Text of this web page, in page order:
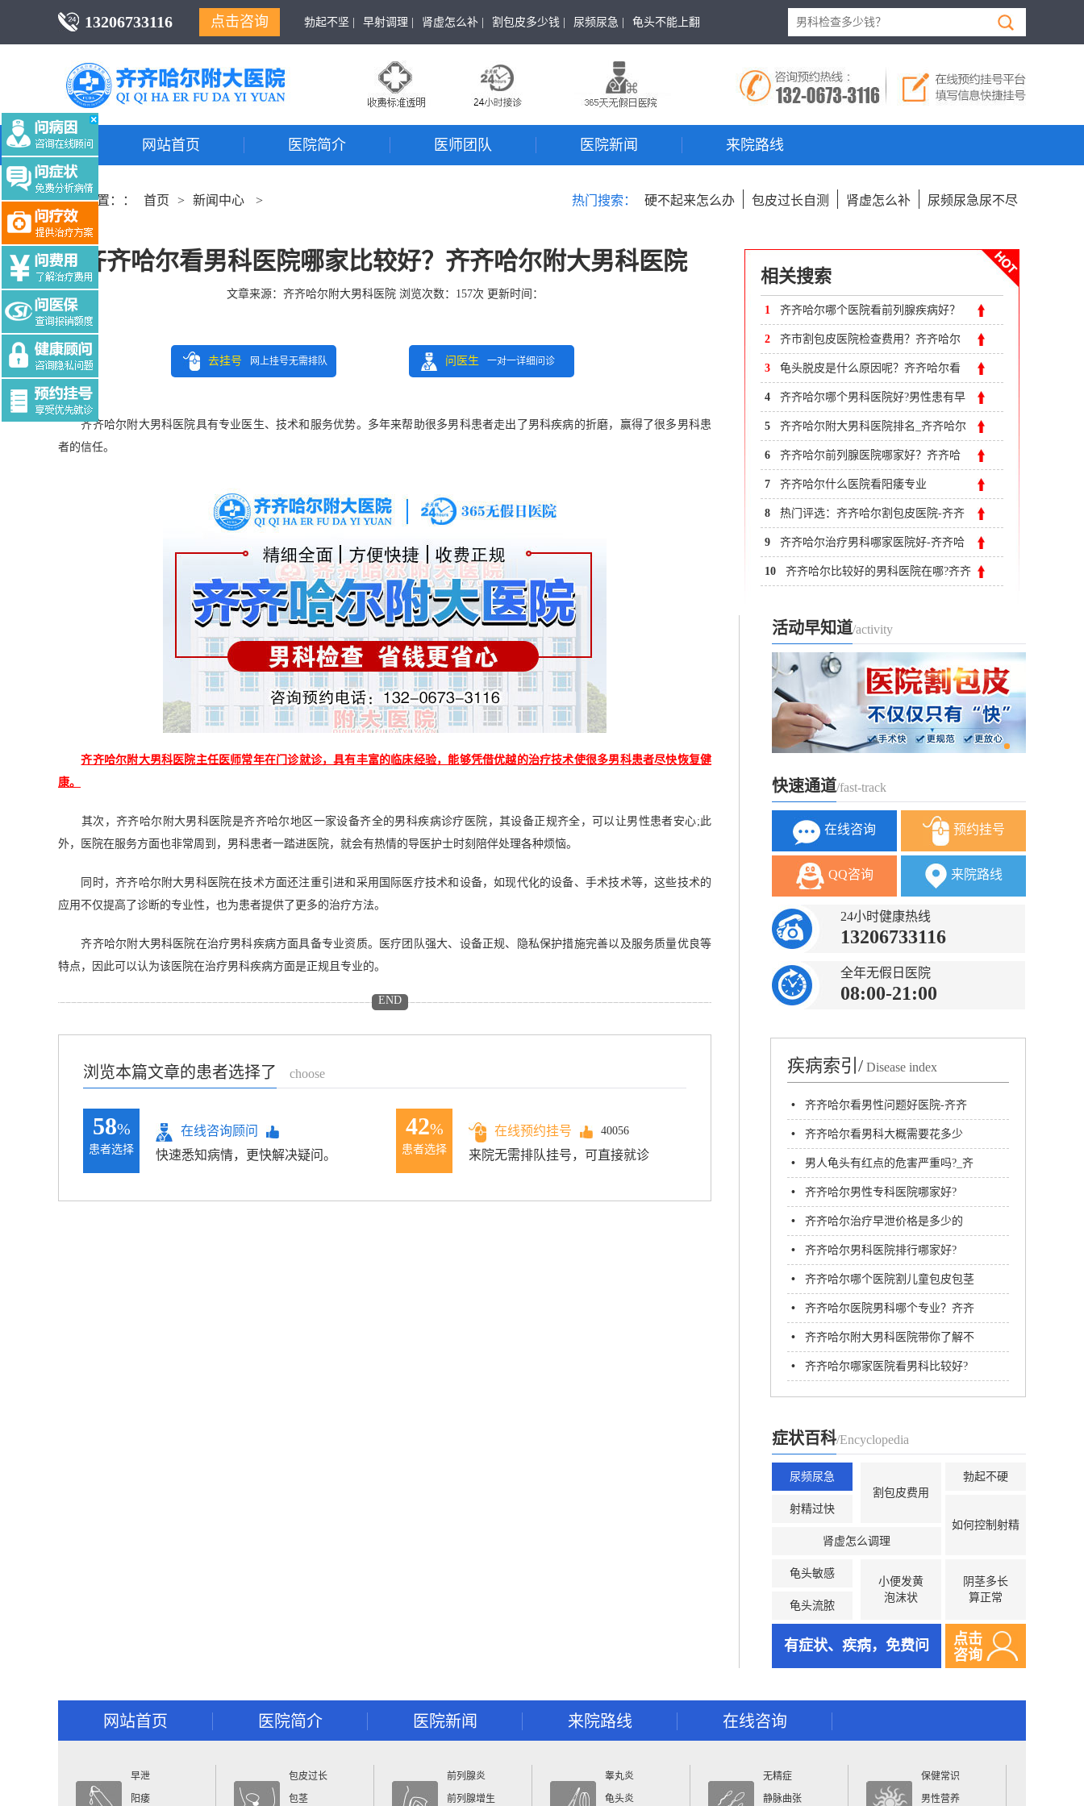
13206733116 点击咨询 勃起不坚 | 早射调理 | 肾虚怎么补 | 割包皮多少钱 | 尿频尿急 | 龟头不能上翻
网站首页 医院简介 医师团队 医院新闻 来院路线
当前位置：： 首页 > 新闻中心 > 热门搜索： 硬不起来怎么办 包皮过长自测 肾虚怎么补 尿频尿急尿不尽
齐齐哈尔看男科医院哪家比较好？齐齐哈尔附大男科医院
文章来源： 齐齐哈尔附大男科医院浏览次数： 157次 更新时间：
去挂号 网上挂号无需排队 问医生 一对一详细问诊
Tag:$tag
齐齐哈尔附大男科医院具有专业医生、技术和服务优势。多年来帮助很多男科患者走出了男科疾病的折磨，赢得了很多男科患
者的信任。
齐齐哈尔附大男科医院主任医师常年在门诊就诊，具有丰富的临床经验，能够凭借优越的治疗技术使很多男科患者尽快恢复健
康。
其次，齐齐哈尔附大男科医院是齐齐哈尔地区一家设备齐全的男科疾病诊疗医院，其设备正规齐全，可以让男性患者安心;此
外，医院在服务方面也非常周到，男科患者一踏进医院，就会有热情的导医护士时刻陪伴处理各种烦恼。
同时，齐齐哈尔附大男科医院在技术方面还注重引进和采用国际医疗技术和设备，如现代化的设备、手术技术等，这些技术的
应用不仅提高了诊断的专业性，也为患者提供了更多的治疗方法。
齐齐哈尔附大男科医院在治疗男科疾病方面具备专业资质。医疗团队强大、设备正规、隐私保护措施完善以及服务质量优良等
特点，因此可以认为该医院在治疗男科疾病方面是正规且专业的。
END
浏览本篇文章的患者选择了 choose
58%
患者选择
在线咨询顾问
快速悉知病情，更快解决疑问。
42%
患者选择
在线预约挂号 40056
来院无需排队挂号，可直接就诊
相关搜索
1 齐齐哈尔哪个医院看前列腺疾病好？
齐齐哈尔附大男科医院
2 齐市割包皮医院检查费用？齐齐哈尔
附大男科医院
3 龟头脱皮是什么原因呢？齐齐哈尔看
男科哪家医院看的好
4 齐齐哈尔哪个男科医院好?男性患有早
泄应当如何是好
5 齐齐哈尔附大男科医院排名_齐齐哈尔
治疗阳痿去哪家医院
6 齐齐哈尔前列腺医院哪家好？齐齐哈
尔附大男科医院
7 齐齐哈尔什么医院看阳痿专业
8 热门评选：齐齐哈尔割包皮医院-齐齐
哈尔附大男科医院节假日不休
9 齐齐哈尔治疗男科哪家医院好-齐齐哈
尔男科医院在哪
10 齐齐哈尔比较好的男科医院在哪?齐齐
活动早知道/activity
快速通道/fast-track
在线咨询 预约挂号
QQ咨询 来院路线
24小时健康热线
13206733116
全年无假日医院
08:00-21:00
疾病索引/ Disease index
• 齐齐哈尔看男性问题好医院-齐齐
哈尔治早泄哪里
• 齐齐哈尔看男科大概需要花多少
钱?
• 男人龟头有红点的危害严重吗?_齐
齐哈尔附大男科医院
• 齐齐哈尔男性专科医院哪家好?
• 齐齐哈尔治疗早泄价格是多少的
钱?齐齐哈尔男科医院
• 齐齐哈尔男科医院排行哪家好?
• 齐齐哈尔哪个医院割儿童包皮包茎
好
• 齐齐哈尔医院男科哪个专业？齐齐
哈尔附大男科医院
• 齐齐哈尔附大男科医院带你了解不
射精症的治疗方法?
• 齐齐哈尔哪家医院看男科比较好?
齐齐哈尔附大男科医院
症状百科/Encyclopedia
尿频尿急
割包皮费用
射精过快
肾虚怎么调理
龟头敏感
小便发黄
泡沫状
龟头流脓
勃起不硬
如何控制射精
阴茎多长
算正常
有症状、疾病，免费问
点击
咨询
网站首页 医院简介 医院新闻 来院路线 在线咨询
早泄
阳痿
包皮过长
包茎
前列腺炎
前列腺增生
睾丸炎
龟头炎
无精症
静脉曲张
保健常识
男性营养